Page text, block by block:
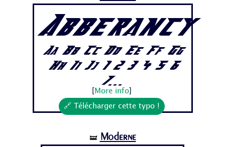
Abberancy
Aa Bb Cc Dd Ee Ff Gg
Hh Ii Jj 1 2 3 4 5 6
7...
More info]
🔗 Télécharger cette typo !
🝛 Moderne